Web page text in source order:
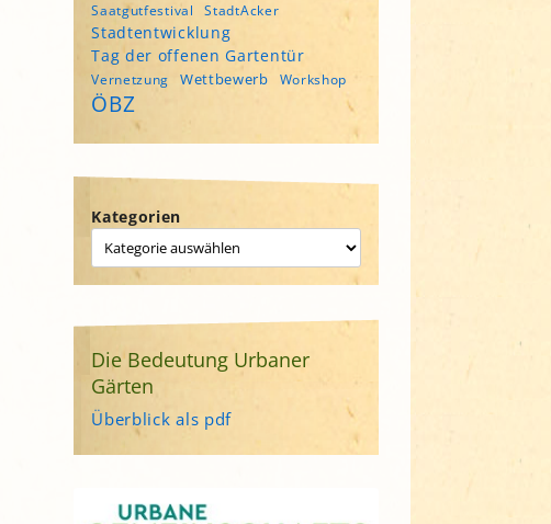
Saatgutfestival StadtAcker
Stadtentwicklung
Tag der offenen Gartentür
Vernetzung Wettbewerb Workshop
ÖBZ
Kategorien
Die Bedeutung Urbaner
Gärten
Überblick als pdf